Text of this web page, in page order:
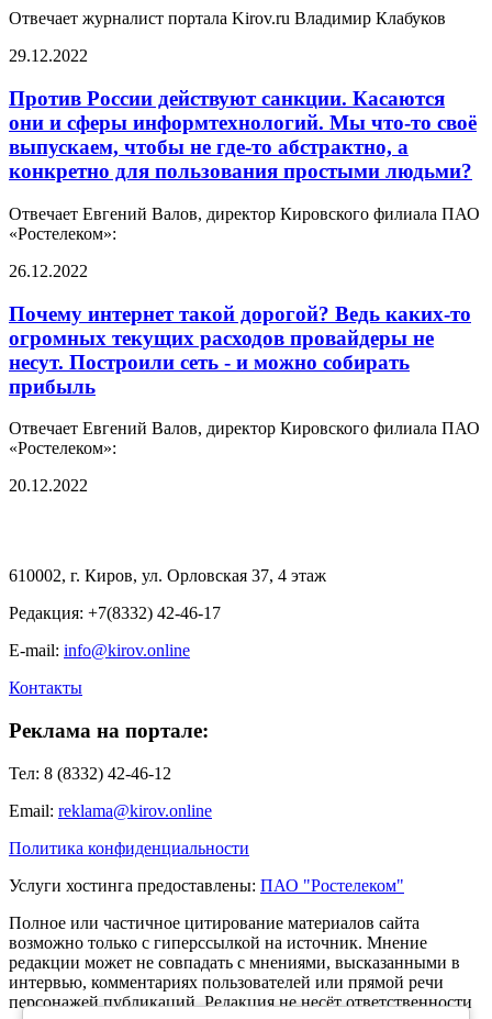
Отвечает журналист портала Kirov.ru Владимир Клабуков
29.12.2022
Против России действуют санкции. Касаются
они и сферы информтехнологий. Мы что-то своё
выпускаем, чтобы не где-то абстрактно, а
конкретно для пользования простыми людьми?
Отвечает Евгений Валов, директор Кировского филиала ПАО
«Ростелеком»:
26.12.2022
Почему интернет такой дорогой? Ведь каких-то
огромных текущих расходов провайдеры не
несут. Построили сеть - и можно собирать
прибыль
Отвечает Евгений Валов, директор Кировского филиала ПАО
«Ростелеком»:
20.12.2022
610002, г. Киров, ул. Орловская 37, 4 этаж
Редакция: +7(8332) 42-46-17
E-mail: info@kirov.online
Контакты
Реклама на портале:
Тел: 8 (8332) 42-46-12
Email: reklama@kirov.online
Политика конфиденциальности
Услуги хостинга предоставлены: ПАО "Ростелеком"
Полное или частичное цитирование материалов сайта
возможно только с гиперссылкой на источник. Мнение
редакции может не совпадать с мнениями, высказанными в
интервью, комментариях пользователей или прямой речи
персонажей публикаций. Редакция не несёт ответственности